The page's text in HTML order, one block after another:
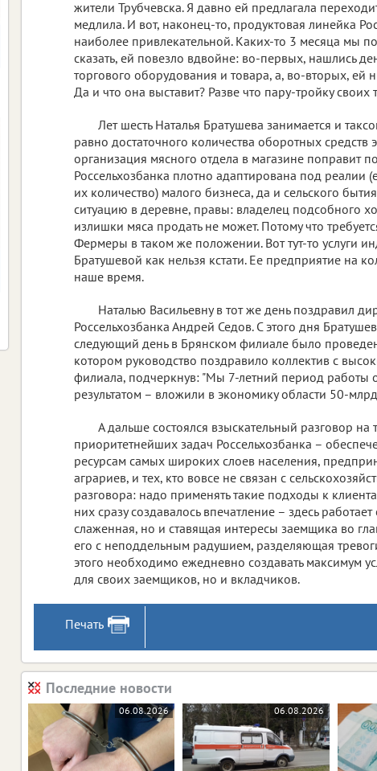
жители Трубчевска. Я давно ей предлагала
медлила. И вот, наконец-то, продуктовая линейка
наиболее привлекательной. Каких-то 3 месяца мы
сказать, ей повезло вдвойне: во-первых, нашлись
торгового оборудования и товара, а, во-вторых, ей
Да и что она выставит? Разве что пару-тройку своих
Лет шесть Наталья Братушева занимается и
равно достаточного количества оборотных средств
организация мясного отдела в магазине поправит
Россельхозбанка плотно адаптирована под реалии
их количество) малого бизнеса, да и сельского
ситуацию в деревне, правы: владелец подсобного
излишки мяса продать не может. Потому что
Фермеры в таком же положении. Вот тут-то услуги
Братушевой как нельзя кстати. Ее предприятие на
наше время.
Наталью Васильевну в тот же день поздравил
Россельхозбанка Андрей Седов. С этого дня
следующий день в Брянском филиале было
котором руководство поздравило коллектив с
филиала, подчеркнув: "Мы 7-летний период работы
результатом – вложили в экономику области 50-
А дальше состоялся взыскательный разговор
приоритетнейших задач Россельхозбанка –
ресурсам самых широких слоев населения,
аграриев, и тех, кто вовсе не связан с
разговора: надо применять такие подходы к
них сразу создавалось впечатление – здесь
слаженная, но и ставящая интересы заемщика во
его с неподдельным радушием, разделяющая
этого необходимо ежедневно создавать максимум
для своих заемщиков, но и вкладчиков.
Печать
Последние новости
06.08.2026 06.08.2026